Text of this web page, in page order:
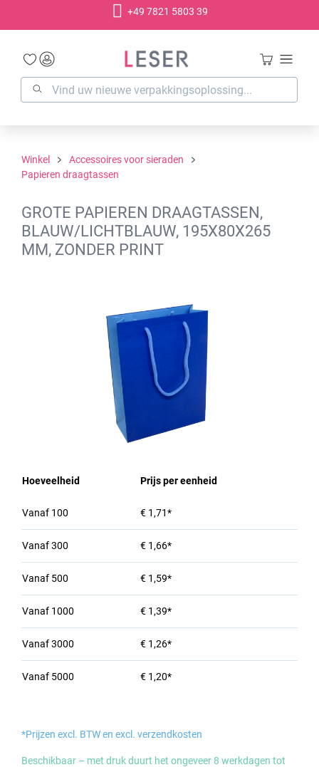
+49 7821 5803 39
Winkel
Accessoires voor sieraden
Papieren draagtassen
GROTE PAPIEREN DRAAGTASSEN,
BLAUW/LICHTBLAUW, 195X80X265
MM, ZONDER PRINT
Hoeveelheid Prijs per eenheid
Vanaf 100 € 1,71*
Vanaf300 € 1,66*
Vanaf 500 € 1,59*
Vanaf 1000 € 1,39*
Vanaf3000 € 1,26*
Vanaf 5000 € 1,20*
*Prijzen excl. BTW en excl. verzendkosten
Beschikbaar – met druk duurt het ongeveer 8 werkdagen tot